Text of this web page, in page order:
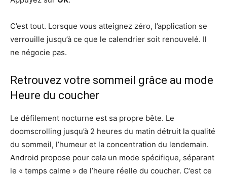
C’est tout. Lorsque vous atteignez zéro, l’application se
verrouille jusqu’à ce que le calendrier soit renouvelé. Il
ne négocie pas.
Retrouvez votre sommeil grâce au mode
Heure du coucher
Le défilement nocturne est sa propre bête. Le
doomscrolling jusqu’à 2 heures du matin détruit la qualité
du sommeil, l’humeur et la concentration du lendemain.
Android propose pour cela un mode spécifique, séparant
le « temps calme » de l’heure réelle du coucher. C’est ce